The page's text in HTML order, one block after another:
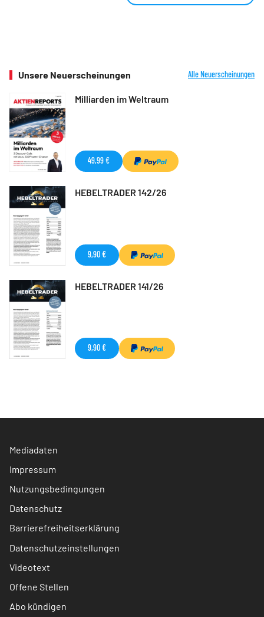
Unsere Neuerscheinungen Alle Neuerscheinungen
Milliarden im Weltraum
49,99 €
HEBELTRADER 142/26
9,90 €
HEBELTRADER 141/26
9,90 €
Mediadaten
Impressum
Nutzungsbedingungen
Datenschutz
Barrierefreiheitserklärung
Datenschutzeinstellungen
Videotext
Offene Stellen
Abo kündigen